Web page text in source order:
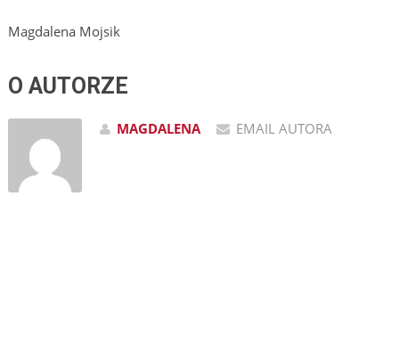
Magdalena Mojsik
O AUTORZE
MAGDALENA EMAIL AUTORA